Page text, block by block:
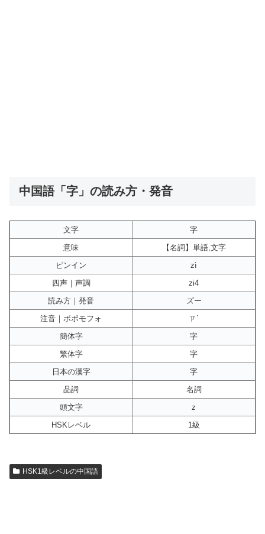
中国語「字」の読み方・発音
文字
字
意味
【名詞】単語,文字
ピンイン
zì
四声｜声調
zi4
読み方｜発音
ズー
注音｜ボポモフォ
ㄗˋ
簡体字
字
繁体字
字
日本の漢字
字
品詞
名詞
頭文字
z
HSKレベル
1級
HSK1級レベルの中国語